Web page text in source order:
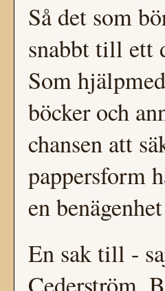
Så det som
snabbt till ett
Som
böcker och
chansen att
pappersform
en
En sak till -